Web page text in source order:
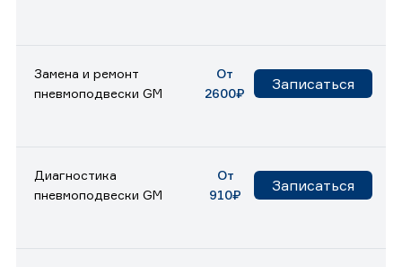
Замена и ремонт
пневмоподвески GM
От
2600₽
Записаться
Диагностика
пневмоподвески GM
От
910₽
Записаться